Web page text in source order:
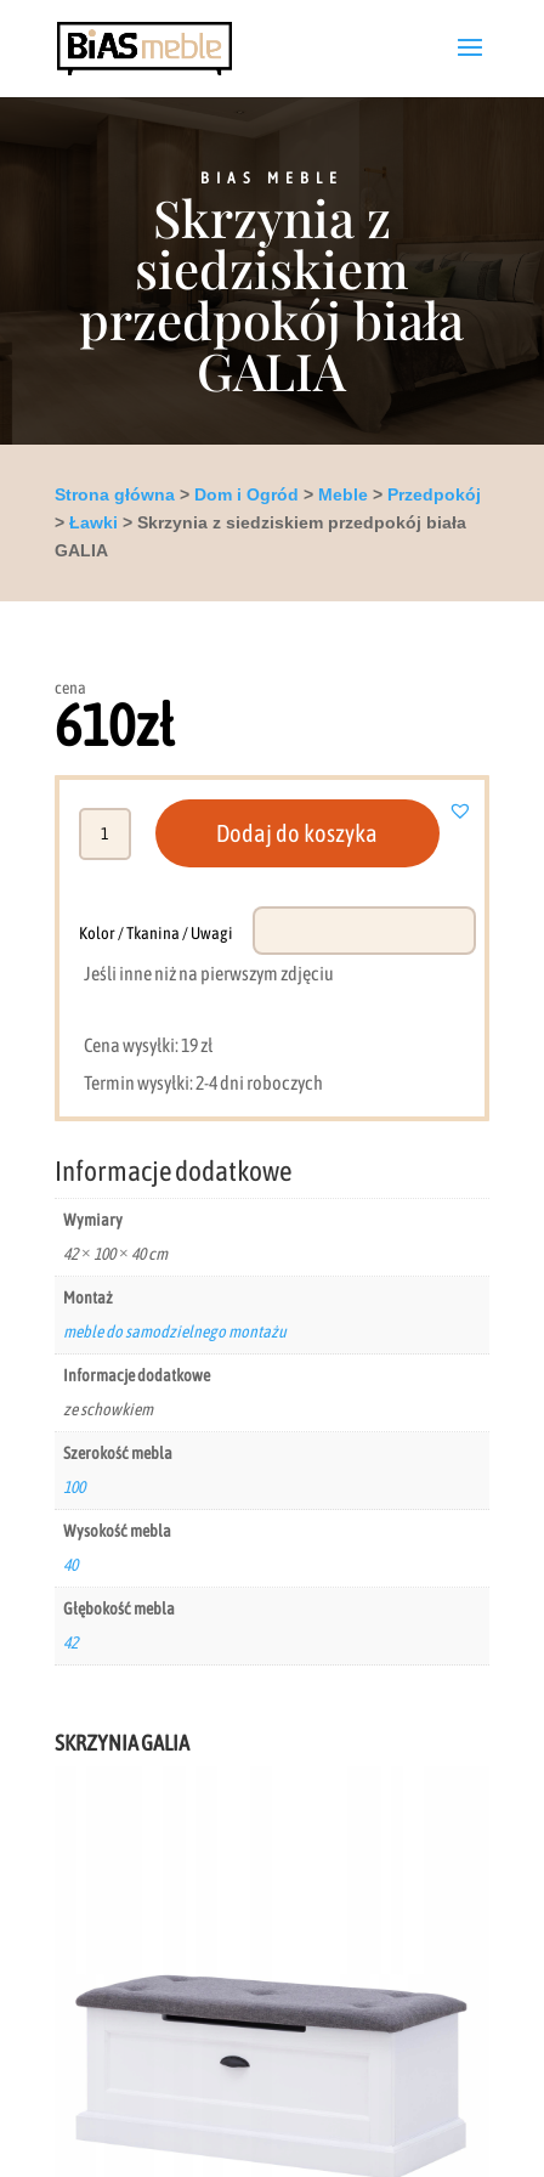
BIAS MEBLE
Skrzynia z
siedziskiem
przedpokój biała
GALIA
Strona główna> Dom i Ogród > Meble> Przedpokój
> Ławki > Skrzynia z siedziskiem przedpokój biała
GALIA
SKRZYNIA GALIA
cena
610zł
przedpokój
GALIA
Dodaj do koszyka
Kolor / Tkanina / Uwagi
Jeśli inne niż na pierwszym zdjęciu
Cena wysyłki: 19 zł
Termin wysyłki: 2-4 dni roboczych
Informacje dodatkowe
Wymiary
42 × 100 × 40 cm
Montaż
meble do samodzielnego montażu
Informacje dodatkowe
ze schowkiem
Szerokość mebla
100
Wysokość mebla
40
Głębokość mebla
42